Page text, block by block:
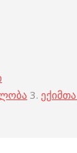
3.